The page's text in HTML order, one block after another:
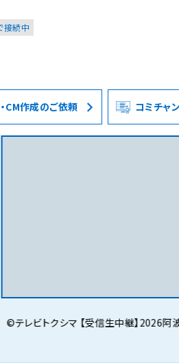
集合住宅オーナーの
接続中
CM作成のご依頼 コミチャ
©テレビトクシマ 【受信生中継】2026阿